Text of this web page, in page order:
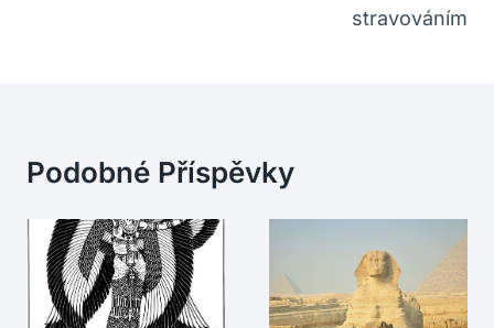
stravováním
Podobné Příspěvky